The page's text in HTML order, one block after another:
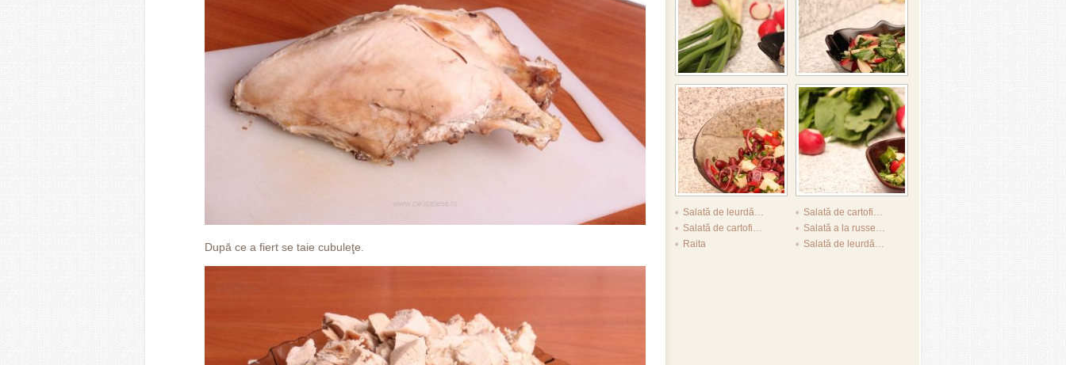
După ce a fiert se taie cubuleţe.
Salată de leurdă…
Salată de cartofi…
Salată de cartofi…
Salată a la russe…
Raita
Salată de leurdă…